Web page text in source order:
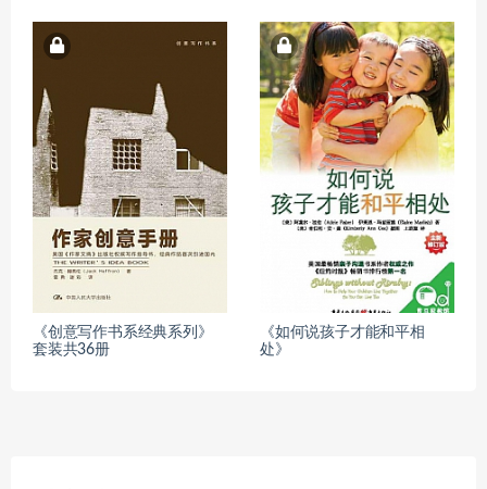
《创意写作书系经典系列》
套装共36册
《如何说孩子才能和平相
处》